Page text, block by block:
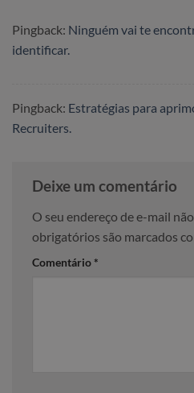
Pingback: Ninguém vai te
identificar.
Pingback: Estratégias para
Recruiters.
Deixe um comentário
O seu endereço de e-mail
obrigatórios são marcados
Comentário*